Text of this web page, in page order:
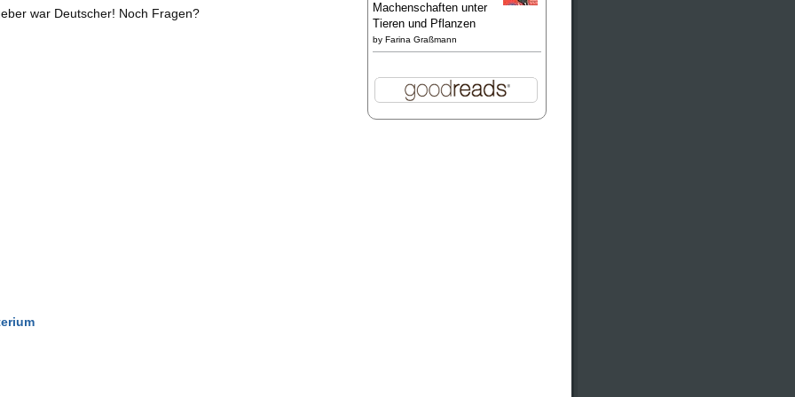
war Deutscher! Noch Fragen?
Machenschaften unter
Tieren und Pflanzen
by Farina Graßmann